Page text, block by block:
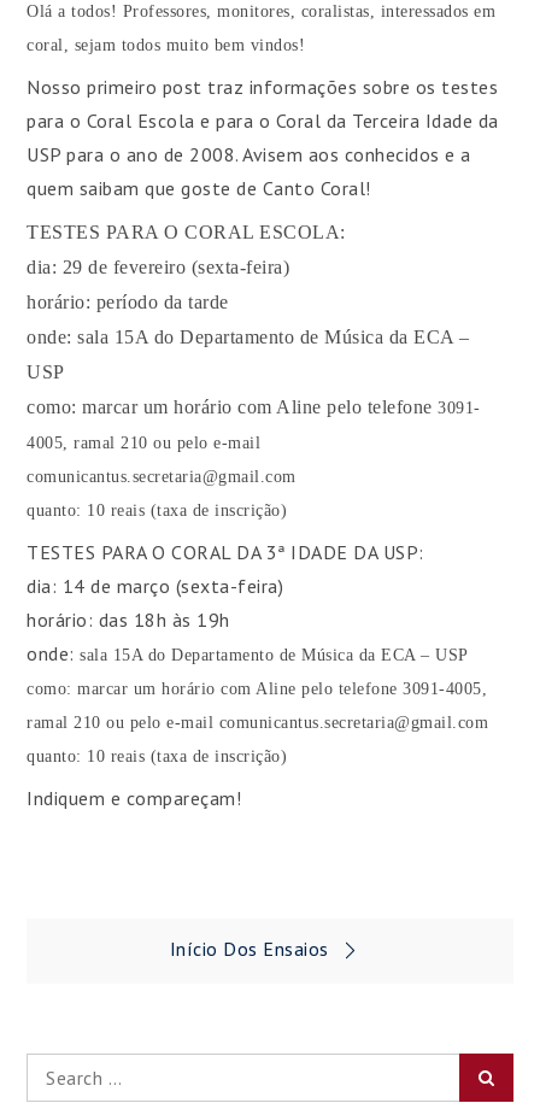
Olá a todos! Professores, monitores, coralistas, interessados em
coral, sejam todos muito bem vindos!
Nosso primeiro post traz informações sobre os testes
para o Coral Escola e para o Coral da Terceira Idade da
USP para o ano de 2008. Avisem aos conhecidos e a
quem saibam que goste de Canto Coral!
TESTES PARA O CORAL ESCOLA:
dia: 29 de fevereiro (sexta-feira)
horário: período da tarde
onde: sala 15A do Departamento de Música da ECA –
USP
como: marcar um horário com Aline pelo telefone3091-
4005, ramal 210 ou pelo e-mail
comunicantus.secretaria@gmail.com
quanto: 10 reais (taxa de inscrição)
TESTES PARA O CORAL DA 3ª IDADE DA USP:
dia: 14 de março (sexta-feira)
horário: das 18h às 19h
onde:sala 15A do Departamento de Música da ECA – USP
como: marcar um horário com Aline pelo telefone3091-4005,
ramal 210 ou pelo e-mail comunicantus.secretaria@gmail.com
quanto: 10 reais (taxa de inscrição)
Indiquem e compareçam!
Navegação
Post
Início Dos Ensaios
Search
for: